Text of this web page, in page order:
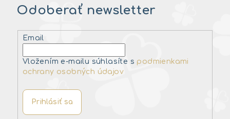
Odoberať newsletter
Email
Vložením e-mailu súhlasíte s podmienkami
ochrany osobných údajov
Prihlásiť sa